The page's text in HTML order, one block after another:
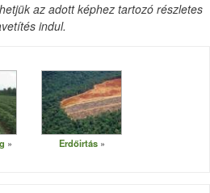
az adott képhez tartozó részletes
indul.
Erdőirtás